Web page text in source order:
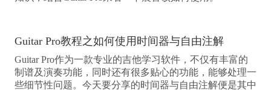
Guitar Pro教程之如何使用时间器与自由注解
Guitar Pro作为一款专业的吉他学习软件，不仅有丰富的
制谱及演奏功能，同时还有很多贴心的功能，能够处理一
些细节性问题。今天要分享的时间器与自由注解便是其中